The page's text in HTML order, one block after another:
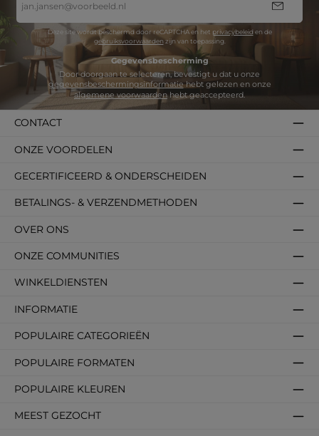
mailadres
*
Deze site wordt beschermd door reCAPTCHA en het privacybeleid en de
gebruiksvoorwaardenzijn van toepassing.
Gegevensbescherming
gegevensbeschermingsinformatie
algemene voorwaardenhebt geaccepteerd.
CONTACT
WINKELDIENSTEN
INFORMATIE
POPULAIRE CATEGORIEËN
POPULAIRE FORMATEN
POPULAIRE KLEUREN
MEEST GEZOCHT
BETALINGS- & VERZENDMETHODEN
OVER ONS
GECERTIFICEERD & ONDERSCHEIDEN
ONZE VOORDELEN
ONZE COMMUNITIES